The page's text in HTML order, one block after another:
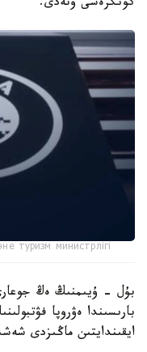
туризм министрлігі
بۇل - ۇيىمنىڭ ەڭ
بارىسىندا ەۋروپا
ايقىندايتىن ماڭىزدى